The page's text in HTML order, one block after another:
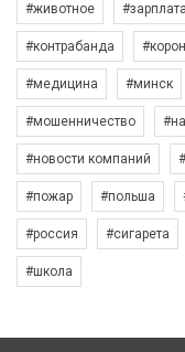
#животное #зарплата
#контрабанда
#медицина #минск
#мошенничество
#новости компаний
#пожар #польша
#россия #сигарета
#школа